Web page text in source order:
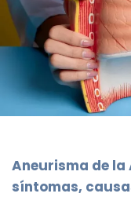
Aneurisma de
síntomas,